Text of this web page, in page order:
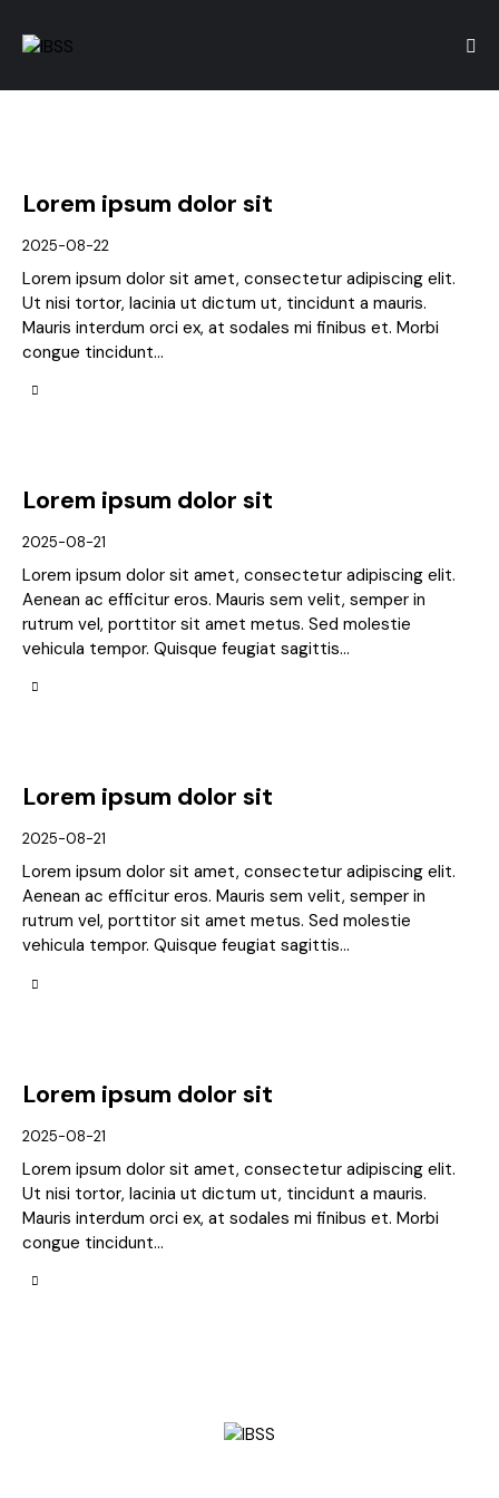
Lorem ipsum dolor sit
2025-08-22
Lorem ipsum dolor sit amet, consectetur adipiscing elit.
Ut nisi tortor, lacinia ut dictum ut, tincidunt a mauris.
Mauris interdum orci ex, at sodales mi finibus et. Morbi
congue tincidunt…
Lorem ipsum dolor sit
2025-08-21
Lorem ipsum dolor sit amet, consectetur adipiscing elit.
Aenean ac efficitur eros. Mauris sem velit, semper in
rutrum vel, porttitor sit amet metus. Sed molestie
vehicula tempor. Quisque feugiat sagittis…
Lorem ipsum dolor sit
2025-08-21
Lorem ipsum dolor sit amet, consectetur adipiscing elit.
Aenean ac efficitur eros. Mauris sem velit, semper in
rutrum vel, porttitor sit amet metus. Sed molestie
vehicula tempor. Quisque feugiat sagittis…
Lorem ipsum dolor sit
2025-08-21
Lorem ipsum dolor sit amet, consectetur adipiscing elit.
Ut nisi tortor, lacinia ut dictum ut, tincidunt a mauris.
Mauris interdum orci ex, at sodales mi finibus et. Morbi
congue tincidunt…